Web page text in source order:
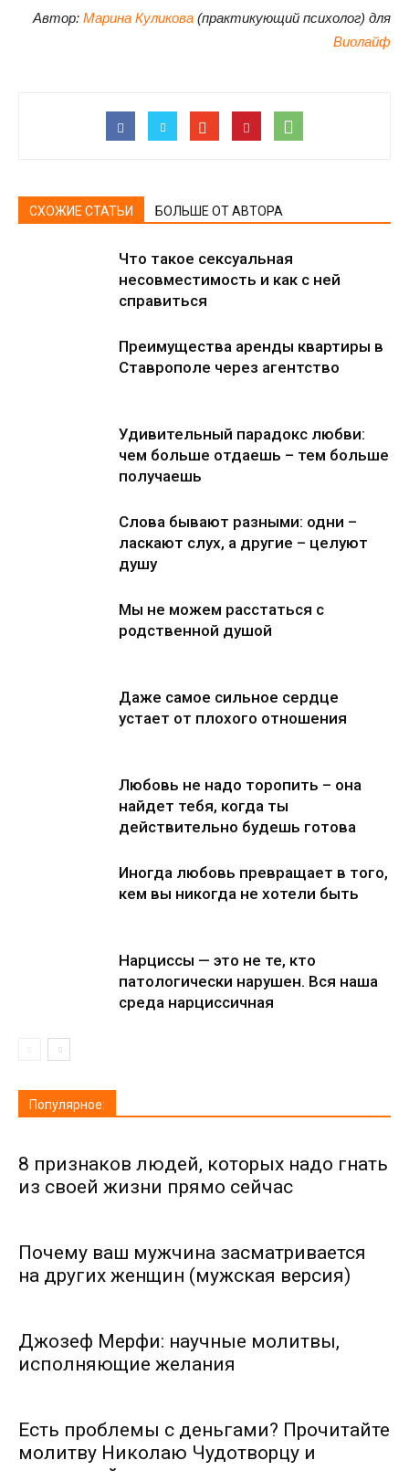
Автор: Марина Куликова (практикующий психолог) для
Виолайф
СХОЖИЕ СТАТЬИ БОЛЬШЕ ОТ АВТОРА
Что такое сексуальная
несовместимость и как с ней
справиться
Преимущества аренды квартиры в
Ставрополе через агентство
Удивительный парадокс любви:
чем больше отдаешь – тем больше
получаешь
Слова бывают разными: одни –
ласкают слух, а другие – целуют
душу
Мы не можем расстаться с
родственной душой
Даже самое сильное сердце
устает от плохого отношения
Любовь не надо торопить – она
найдет тебя, когда ты
действительно будешь готова
Иногда любовь превращает в того,
кем вы никогда не хотели быть
Нарциссы — это не те, кто
патологически нарушен. Вся наша
среда нарциссичная
Популярное:
8 признаков людей, которых надо гнать
из своей жизни прямо сейчас
Почему ваш мужчина засматривается
на других женщин (мужская версия)
Джозеф Мерфи: научные молитвы,
исполняющие желания
Есть проблемы с деньгами? Прочитайте
молитву Николаю Чудотворцу и